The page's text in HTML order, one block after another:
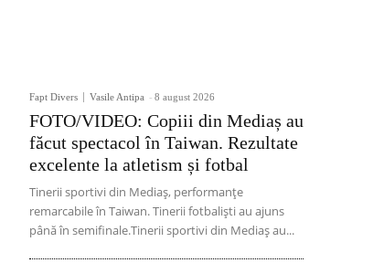
Fapt Divers Vasile Antipa - 8 august 2026
FOTO/VIDEO: Copiii din Mediaș au
făcut spectacol în Taiwan. Rezultate
excelente la atletism și fotbal
Tinerii sportivi din Mediaș, performanțe
remarcabile în Taiwan. Tinerii fotbaliști au ajuns
până în semifinale.Tinerii sportivi din Mediaș au...